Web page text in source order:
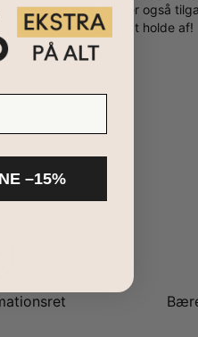
i Sterlingsølv. Den er også
flerenavnekæder at holde af!
–15%